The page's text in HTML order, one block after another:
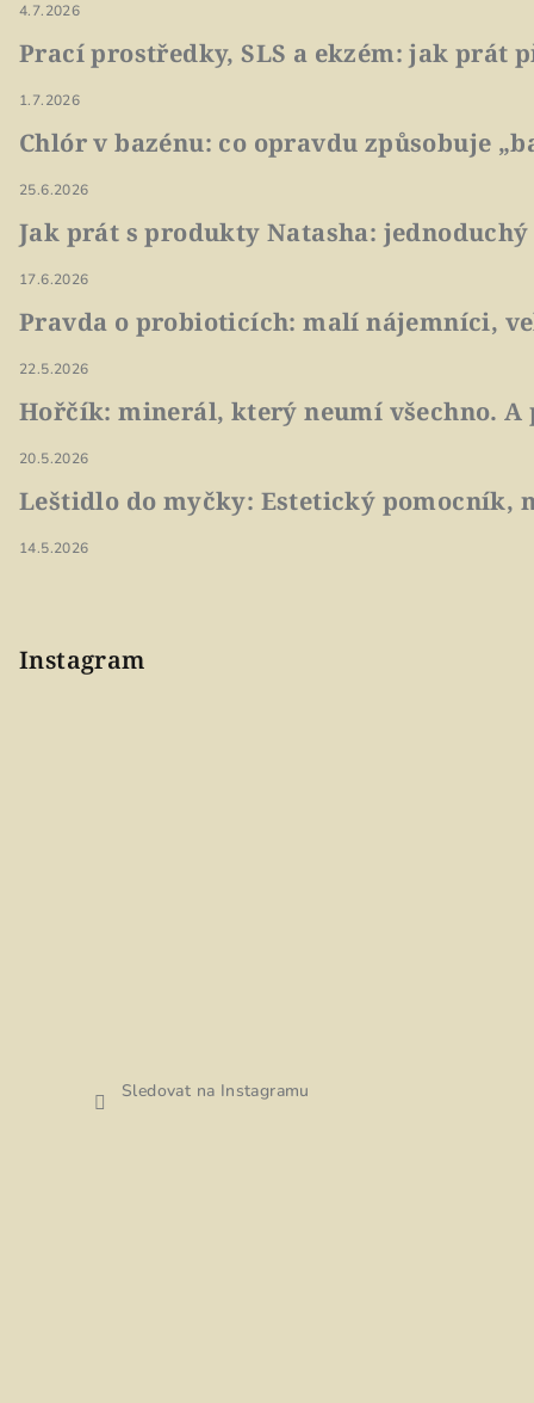
4.7.2026
Prací prostředky, SLS a ekzém: jak prát
1.7.2026
Chlór v bazénu: co opravdu způsobuje
25.6.2026
Jak prát s produkty Natasha:
17.6.2026
Pravda o probioticích: malí nájemníci,
22.5.2026
Hořčík: minerál, který neumí všechno.
20.5.2026
Leštidlo do myčky: Estetický pomocník,
14.5.2026
Instagram
Sledovat na Instagramu